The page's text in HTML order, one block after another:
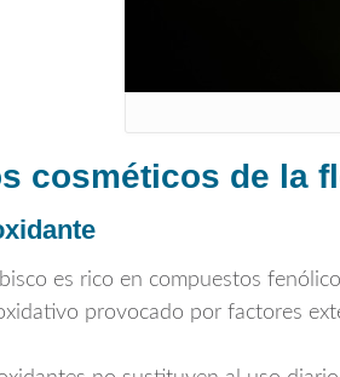
cosméticos de la
es rico en compuestos
provocado por factores